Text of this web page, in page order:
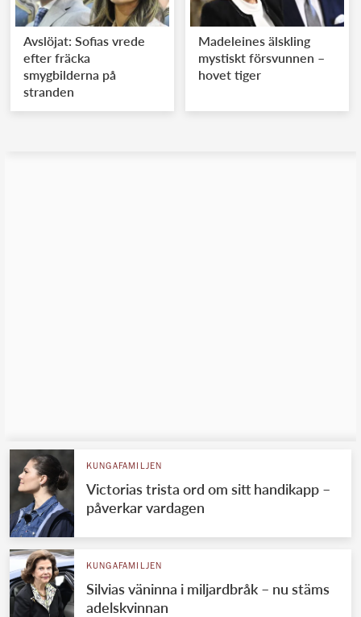
Avslöjat: Sofias vrede
efter fräcka
smygbilderna på
stranden
Madeleines älskling
mystiskt försvunnen –
hovet tiger
KUNGAFAMILJEN
Victorias trista ord om sitt handikapp –
påverkar vardagen
KUNGAFAMILJEN
Silvias väninna i miljardbråk – nu stäms
adelskvinnan